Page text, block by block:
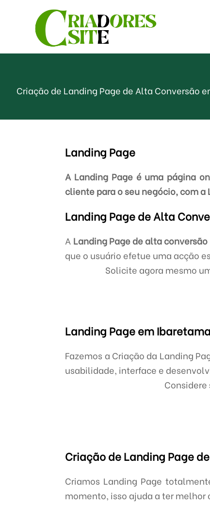
Criação de Landing Page de Alta Conversão
Landing Page
A Landing Page é uma página
cliente para o seu negócio, com
Landing Page de Alta
A Landing Page de alta conversão
que o usuário efetue uma acção
Solicite agora mesmo
Landing Page em Ibaretama
Fazemos a Criação da Landing
usabilidade, interface e
Criação de Landing Page
Criamos Landing Page
momento, isso ajuda a ter